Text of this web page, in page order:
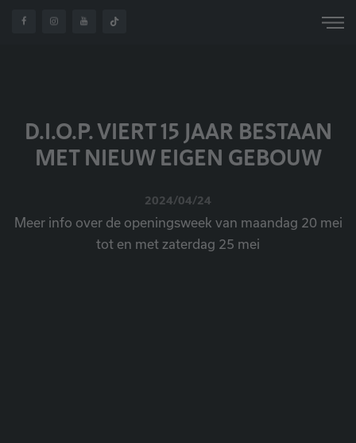
OVER
D.I.O.P. VIERT 15 JAAR BESTAAN
MET NIEUW EIGEN GEBOUW
2024/04/24
Meer info over de openingsweek van maandag 20 mei
tot en met zaterdag 25 mei